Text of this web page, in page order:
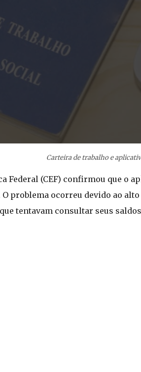
Carteira de trabalho e
Federal (CEF) confirmou que o
O problema ocorreu devido ao
tentavam consultar seus